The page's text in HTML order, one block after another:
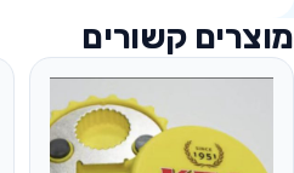
מוצרים קשורים